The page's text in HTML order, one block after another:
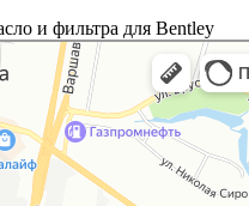
и фильтра для Bentley